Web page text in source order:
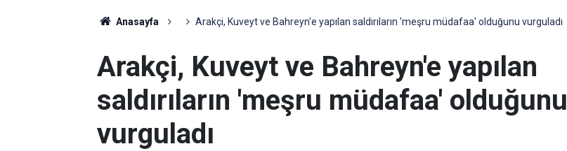
Anasayfa Arakçi, Kuveyt ve Bahreyn'e yapılan saldırıların 'meşru müdafaa' olduğunu vurguladı
Arakçi, Kuveyt ve Bahreyn'e yapılan
saldırıların 'meşru müdafaa' olduğunu
vurguladı